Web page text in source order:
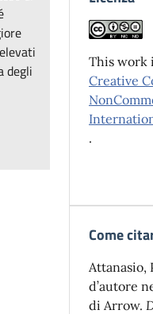
degli
This work
Creative
.
Come
Attanasio,
d’autore
di Arrow.